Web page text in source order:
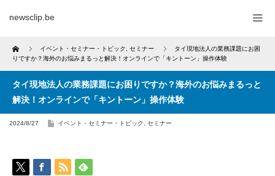
newsclip.be
Home イベント・セミナー・トピック セミナー
タイ現地法人の業務課題にお困
りですか？海外のお悩みまるっと解決！オンラインで「キントーン」操作体験
タイ現地法人の業務課題にお困りですか？海外のお悩みまるっと
解決！オンラインで「キントーン」操作体験
2024/8/27 イベント・セミナー・トピック セミナー